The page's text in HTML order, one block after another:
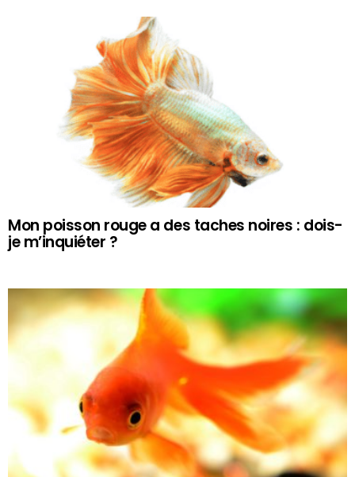
Mon poisson rouge a des taches noires : dois-
je m’inquiéter ?